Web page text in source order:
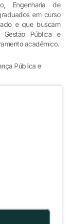
Engenharia de
em curso
e que buscam
Pública e
acadêmico.
Pública e